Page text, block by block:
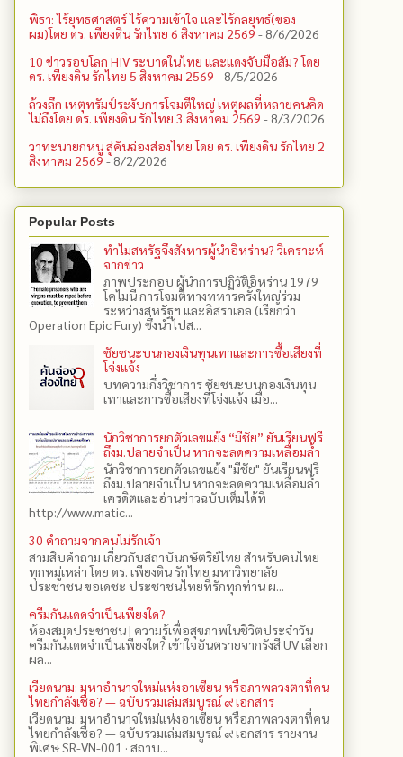
พิธา: ไร้ยุทธศาสตร์ ไร้ความเข้าใจ และไร้กลยุทธ์(ของ
ผม)โดย ดร. เพียงดิน รักไทย 6 สิงหาคม 2569 - 8/6/2026
10 ข่าวรอบโลก HIV ระบาดในไทย และแดงจับมือสัม? โดย
ดร. เพียงดิน รักไทย 5 สิงหาคม 2569 - 8/5/2026
ล้วงลึก เหตุทรัมป์ระงับการโจมตีใหญ่ เหตุผลที่หลายคนคิด
ไม่ถึงโดย ดร. เพียงดิน รักไทย 3 สิงหาคม 2569 - 8/3/2026
วาทะนายกหนู สู่คันฉ่องส่องไทย โดย ดร. เพียงดิน รักไทย 2
สิงหาคม 2569 - 8/2/2026
Popular Posts
ทำไมสหรัฐจึงสังหารผู้นำอิหร่าน? วิเคราะห์
จากข่าว
ภาพประกอบ ผู้นำการปฏิวัติอิหร่าน 1979
โคไมนี การโจมตีทางทหารครั้งใหญ่ร่วม
ระหว่างสหรัฐฯ และอิสราเอล (เรียกว่า
Operation Epic Fury) ซึ่งนำไปส...
ชัยชนะบนกองเงินทุนเทาและการซื้อเสียงที่
โจ่งแจ้ง
บทความกึ่งวิชาการ ชัยชนะบนกองเงินทุน
เทาและการซื้อเสียงที่โจ่งแจ้ง เมื่อ...
นักวิชาการยกตัวเลขแย้ง “มีชัย” ยันเรียนฟรี
ถึงม.ปลายจำเป็น หากจะลดความเหลื่อมล้ำ
นักวิชาการยกตัวเลขแย้ง "มีชัย" ยันเรียนฟรี
ถึงม.ปลายจำเป็น หากจะลดความเหลื่อมล้ำ
เครดิตและอ่านข่าวฉบับเต็มได้ที่
http://www.matic...
30 คำถามจากคนไม่รักเจ้า
สามสิบคำถาม เกี่ยวกับสถาบันกษัตริย์ไทย สำหรับคนไทย
ทุกหมู่เหล่า โดย ดร.​ เพียงดิน รักไทย มหาวิทยาลัย
ประชาชน ขอเดชะ ประชาชนไทยที่รักทุกท่าน ผ...
ครีมกันแดดจำเป็นเพียงใด?
ห้องสมุดประชาชน | ความรู้เพื่อสุขภาพในชีวิตประจำวัน
ครีมกันแดดจำเป็นเพียงใด? เข้าใจอันตรายจากรังสี UV เลือก
ผล...
เวียดนาม: มหาอำนาจใหม่แห่งอาเซียน หรือภาพลวงตาที่คน
ไทยกำลังเชื่อ? — ฉบับรวมเล่มสมบูรณ์ ๙ เอกสาร
เวียดนาม: มหาอำนาจใหม่แห่งอาเซียน หรือภาพลวงตาที่คน
ไทยกำลังเชื่อ? — ฉบับรวมเล่มสมบูรณ์ ๙ เอกสาร รายงาน
พิเศษ SR-VN-001 · สถาบ...